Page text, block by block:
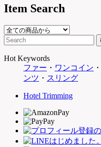
Item Search
Hot Keywords
ファー ・ ワンコイン ・
ンツ ・ スリング
Hotel Trimming